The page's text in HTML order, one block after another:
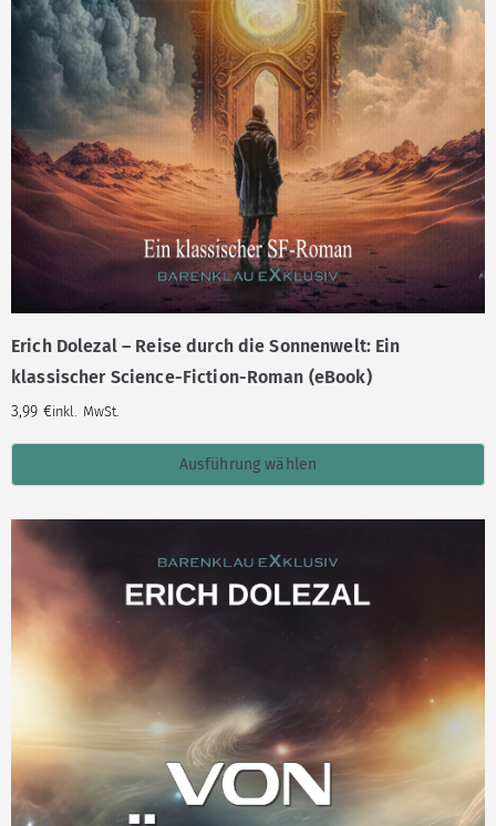
Erich Dolezal – Reise durch die Sonnenwelt: Ein
klassischer Science-Fiction-Roman (eBook)
3,99 €inkl. MwSt.
Ausführung wählen